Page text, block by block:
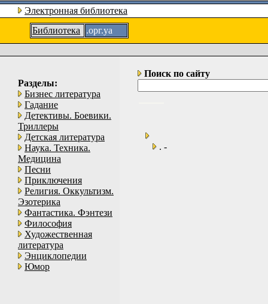
Электронная библиотека
Библиотека
.орг.уа
Разделы:
Бизнес литература
Гадание
Детективы. Боевики.
Триллеры
Детская литература
Наука. Техника.
Медицина
Песни
Приключения
Религия. Оккультизм.
Эзотерика
Фантастика. Фэнтези
Философия
Художественная
литература
Энциклопедии
Юмор
Поиск по сайту
. -